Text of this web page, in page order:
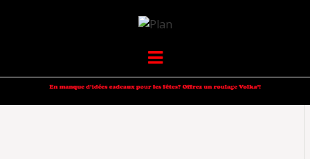
VOLKANIK-
ENDURANCE
Menu